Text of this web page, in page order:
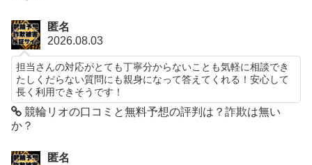
匿名
2026.08.03
担当さんの対応がとても丁寧分からないことも気軽に相談でき
たしくだらない質問にも親身になって答えてくれる！安心して
長く利用できそうです！
競輪リオの口コミと無料予想の評判は？詐欺は無い
か？
匿名